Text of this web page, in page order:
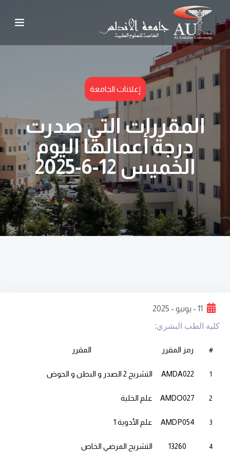
إعلانات الجامعة
المقررات التي صدرت
درجة أعمالها اليوم
الخميس 12-6-2025
11 - يونيو - 2025
كلية الطب البشري:
# رمز المقرر المقرر
1
AMDA022 التشريح 2 الصدر و البطن و الحوض
2
AMDO027 علم الخلية
3
AMDP054 علم الأدوية 1
4
13260 التشريح المرضي الخاص